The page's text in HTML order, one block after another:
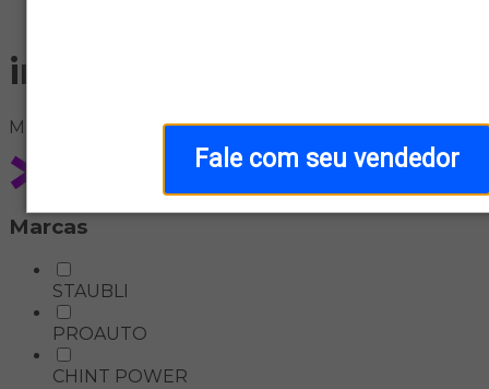
Fale com seu vendedor
inversor-solar-on-grid
Meus
Marcas
STAUBLI
PROAUTO
CHINT POWER